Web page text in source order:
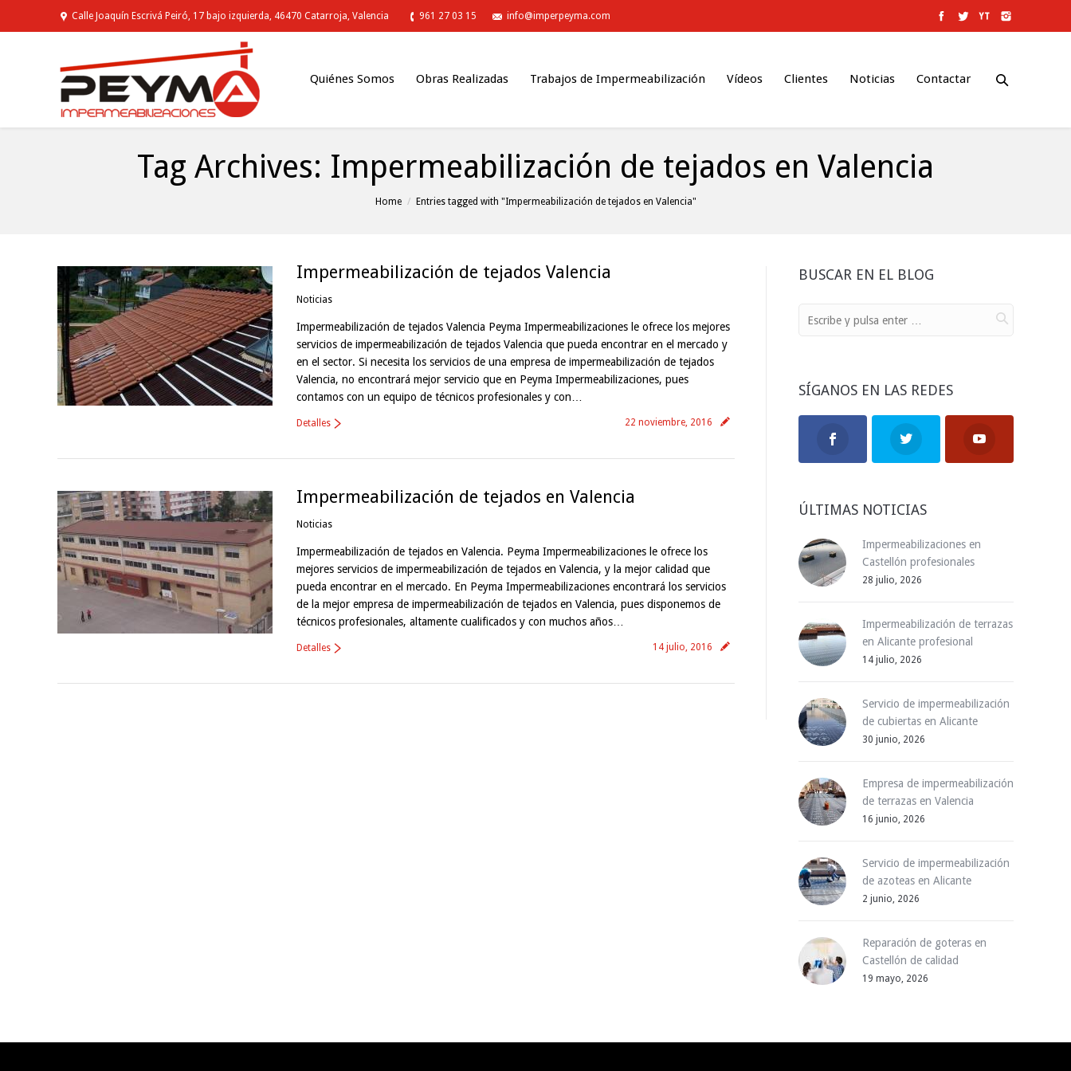
Calle Joaquín Escrivá Peiró, 17 bajo izquierda, 46470 Catarroja, Valencia 961 27 03 15 info@imperpeyma.com
Quiénes Somos Obras Realizadas Trabajos de Impermeabilización Vídeos Clientes Noticias Contactar
Tag Archives: Impermeabilización de tejados en Valencia
Home Entries tagged with "Impermeabilización de tejados en Valencia"
Impermeabilización de tejados Valencia
Noticias
Impermeabilización de tejados Valencia Peyma Impermeabilizaciones le ofrece los mejores
servicios de impermeabilización de tejados Valencia que pueda encontrar en el mercado y
en el sector. Si necesita los servicios de una empresa de impermeabilización de tejados
Valencia, no encontrará mejor servicio que en Peyma Impermeabilizaciones, pues
contamos con un equipo de técnicos profesionales y con…
22 noviembre, 2016
Detalles
Impermeabilización de tejados en Valencia
Noticias
Impermeabilización de tejados en Valencia. Peyma Impermeabilizaciones le ofrece los
mejores servicios de impermeabilización de tejados en Valencia, y la mejor calidad que
pueda encontrar en el mercado. En Peyma Impermeabilizaciones encontrará los servicios
de la mejor empresa de impermeabilización de tejados en Valencia, pues disponemos de
técnicos profesionales, altamente cualificados y con muchos años…
14 julio, 2016
Detalles
BUSCAR EN EL BLOG
SÍGANOS EN LAS REDES
ÚLTIMAS NOTICIAS
Impermeabilizaciones en
Castellón profesionales
28 julio, 2026
Impermeabilización de terrazas
en Alicante profesional
14 julio, 2026
Servicio de impermeabilización
de cubiertas en Alicante
30 junio, 2026
Empresa de impermeabilización
de terrazas en Valencia
16 junio, 2026
Servicio de impermeabilización
de azoteas en Alicante
2 junio, 2026
Reparación de goteras en
Castellón de calidad
19 mayo, 2026